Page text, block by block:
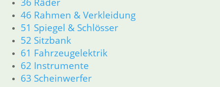
46 Rahmen & Verkleidung
51 Spiegel & Schlösser
52 Sitzbank
61 Fahrzeugelektrik
62 Instrumente
63 Scheinwerfer
Besuchen Sie realoem.com mit Explosionszeichnungen für Ihre
Ersatzteilsuche.